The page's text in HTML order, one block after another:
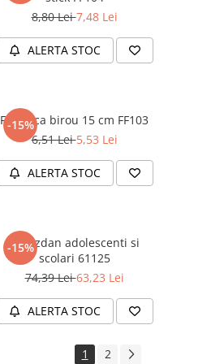
8,80 Lei7,48 Lei
ALERTA STOC
-15%
Foarfeca birou 15 cm FF103
6,51 Lei5,53 Lei
ALERTA STOC
-15%
Ghiozdan adolescenti si
scolari 61125
74,39 Lei63,23 Lei
ALERTA STOC
1 2